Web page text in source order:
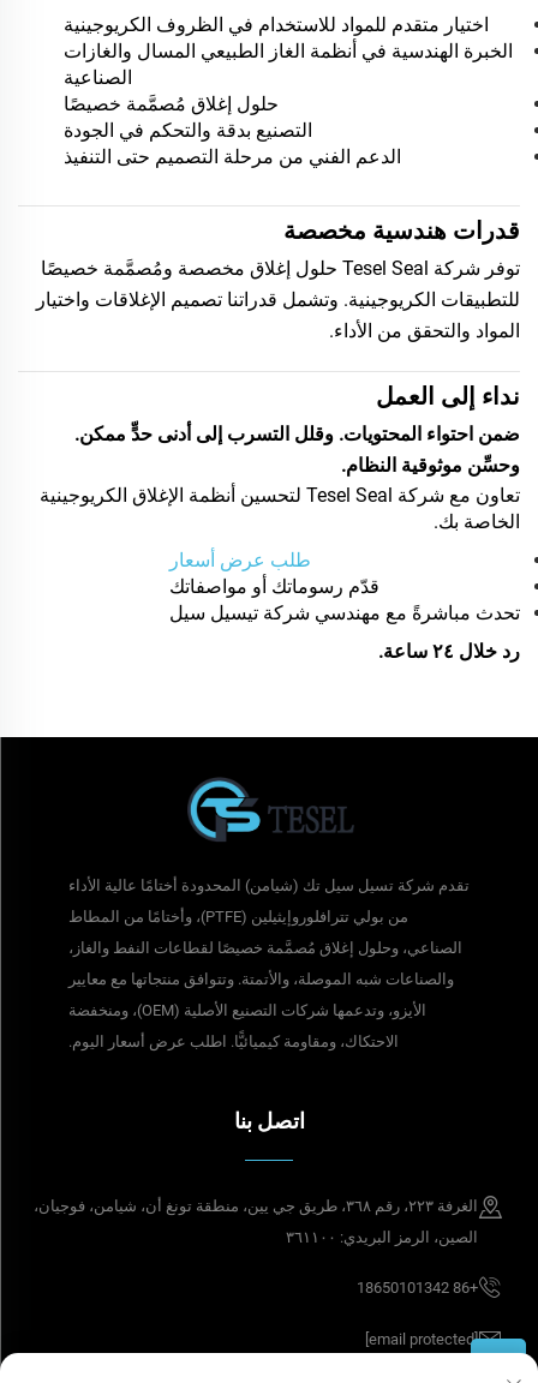
اختيار متقدم للمواد للاستخدام في الظروف الكريوجينية
الخبرة الهندسية في أنظمة الغاز الطبيعي المسال والغازات
الصناعية
حلول إغلاق مُصمَّمة خصيصًا
التصنيع بدقة والتحكم في الجودة
الدعم الفني من مرحلة التصميم حتى التنفيذ
قدرات هندسية مخصصة
توفر شركة Tesel Seal حلول إغلاق مخصصة ومُصمَّمة خصيصًا
للتطبيقات الكريوجينية. وتشمل قدراتنا تصميم الإغلاقات واختيار
المواد والتحقق من الأداء.
نداء إلى العمل
ضمن احتواء المحتويات. وقلل التسرب إلى أدنى حدٍّ ممكن.
وحسِّن موثوقية النظام.
تعاون مع شركة Tesel Seal لتحسين أنظمة الإغلاق الكريوجينية
الخاصة بك.
طلب عرض أسعار
قدّم رسوماتك أو مواصفاتك
تحدث مباشرةً مع مهندسي شركة تيسيل سيل
رد خلال ٢٤ ساعة.
تقدم شركة تسيل سيل تك (شيامن) المحدودة أختامًا عالية الأداء
من بولي تترافلوروإيثيلين (PTFE)، وأختامًا من المطاط
الصناعي، وحلول إغلاق مُصمَّمة خصيصًا لقطاعات النفط والغاز،
والصناعات شبه الموصلة، والأتمتة. وتتوافق منتجاتها مع معايير
الأيزو، وتدعمها شركات التصنيع الأصلية (OEM)، ومنخفضة
الاحتكاك، ومقاومة كيميائيًّا. اطلب عرض أسعار اليوم.
اتصل بنا
الغرفة ٢٢٣، رقم ٣٦٨، طريق جي يين، منطقة تونغ أن، شيامن، فوجيان،
الصين، الرمز البريدي: ٣٦١١٠٠
+86 18650101342
[email protected]